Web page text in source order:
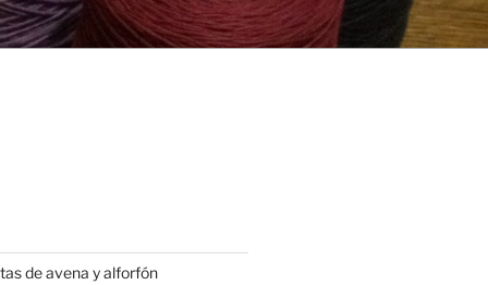
de avena y alforfón